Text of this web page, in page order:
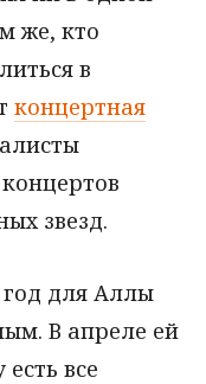
же, кто
в
концертная
звезд.
год для Аллы
В апреле ей
все